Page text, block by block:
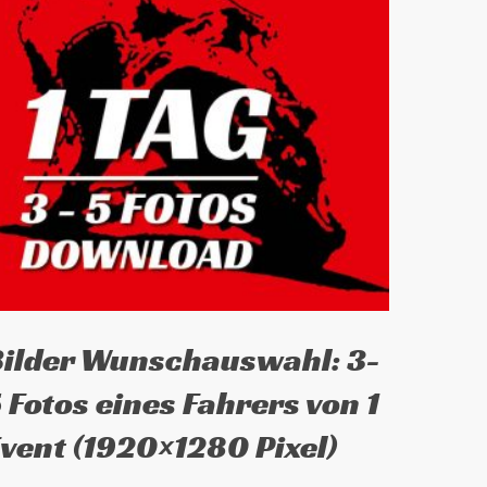
Wunschauswahl: 3-
Fotos eines Fahrers von 1
(1920×1280 Pixel)